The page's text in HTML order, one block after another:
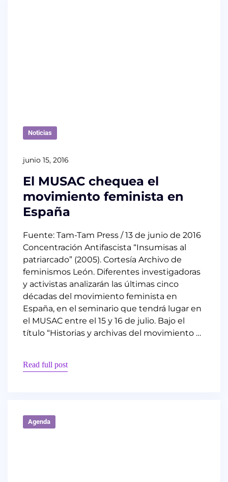
Noticias
junio 15, 2016
El MUSAC chequea el
movimiento feminista en
España
Fuente: Tam-Tam Press / 13 de junio de 2016
Concentración Antifascista “Insumisas al
patriarcado” (2005). Cortesía Archivo de
feminismos León. Diferentes investigadoras
y activistas analizarán las últimas cinco
décadas del movimiento feminista en
España, en el seminario que tendrá lugar en
el MUSAC entre el 15 y 16 de julio. Bajo el
título “Historias y archivas del movimiento …
Read full post
Agenda